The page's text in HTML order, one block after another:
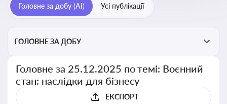
Головне за добу (AI) Усі публікації
ГОЛОВНЕ ЗА ДОБУ
Головне за 25.12.2025 по темі: Воєнний
стан: наслідки для бізнесу
ЕКСПОРТ